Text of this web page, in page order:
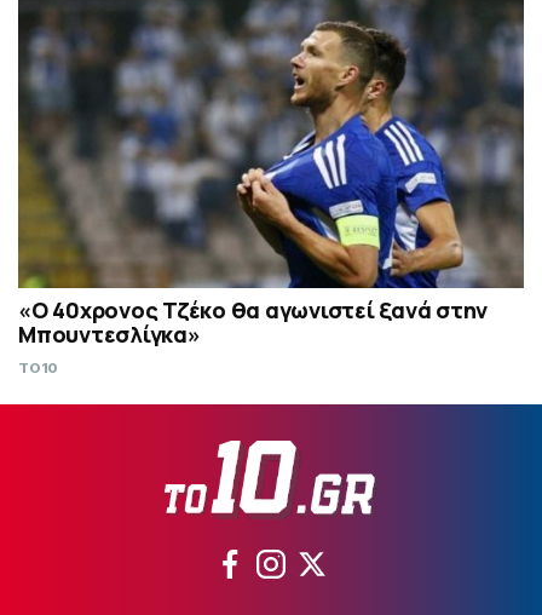
«Ο 40χρονος Τζέκο θα αγωνιστεί ξανά στην
Μπουντεσλίγκα»
TO10